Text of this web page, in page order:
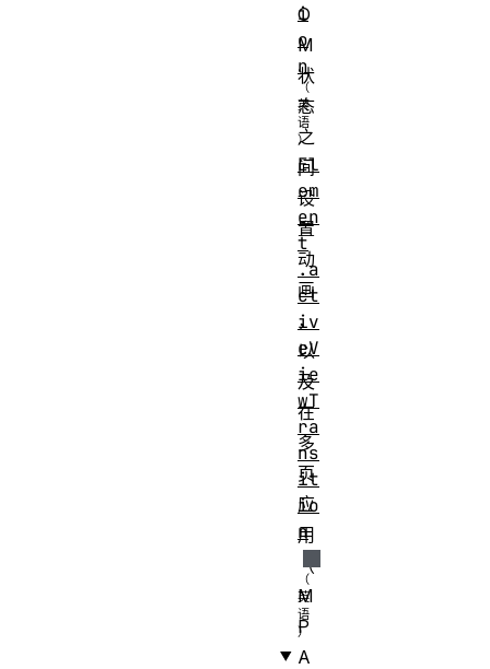
O
M
状
态
之
间
设
置
动
画
，
以
及
在
多
页
应
用
（
M
P
A
i
o
n
El
em
en
t
.a
ct
iv
eV
ie
wT
ra
ns
it
io
n